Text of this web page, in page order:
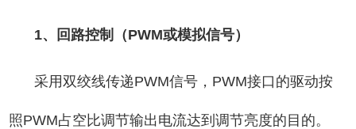
1、回路控制（PWM或模拟信号）
采用双绞线传递PWM信号，PWM接口的驱动按
照PWM占空比调节输出电流达到调节亮度的目的。